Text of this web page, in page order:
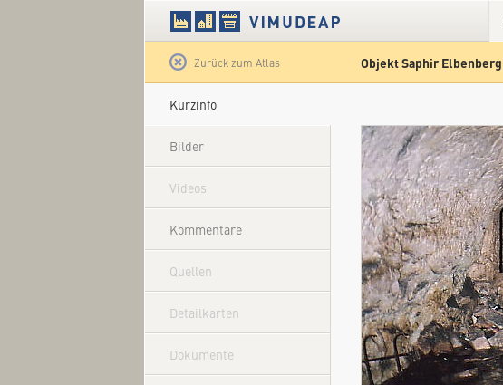
Zurück zum Atlas Objekt Saphir Elbenberg
Kurzinfo
Bilder
Videos
Kommentare
Quellen
Detailkarten
Dokumente
Satellit Hybrid Gelände